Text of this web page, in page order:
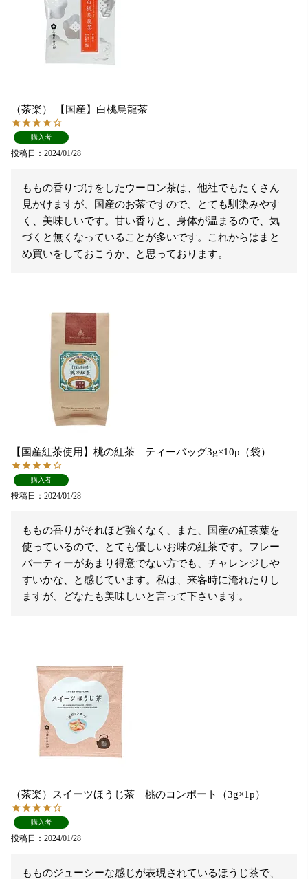
（茶楽） 【国産】白桃烏龍茶
購入者
投稿日 2024/01/28
ももの香りづけをしたウーロン茶は、他社でもたくさん
見かけますが、国産のお茶ですので、とても馴染みやす
く、美味しいです。甘い香りと、身体が温まるので、気
づくと無くなっていることが多いです。これからはまと
め買いをしておこうか、と思っております。
【国産紅茶使用】桃の紅茶 ティーバッグ3g×10p（袋）
購入者
投稿日 2024/01/28
ももの香りがそれほど強くなく、また、国産の紅茶葉を
使っているので、とても優しいお味の紅茶です。フレー
バーティーがあまり得意でない方でも、チャレンジしや
すいかな、と感じています。私は、来客時に淹れたりし
ますが、どなたも美味しいと言って下さいます。
（茶楽）スイーツほうじ茶 桃のコンポート（3g×1p）
購入者
投稿日 2024/01/28
もものジューシーな感じが表現されているほうじ茶で、